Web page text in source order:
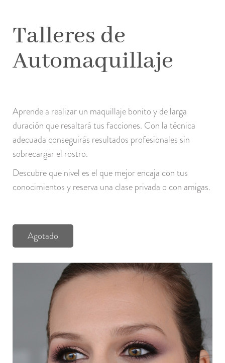
Talleres de
Automaquillaje
Aprende a realizar un maquillaje bonito y de larga
duración que resaltará tus facciones. Con la técnica
adecuada conseguirás resultados profesionales sin
sobrecargar el rostro.
Descubre que nivel es el que mejor encaja con tus
conocimientos y reserva una clase privada o con amigas.
Agotado